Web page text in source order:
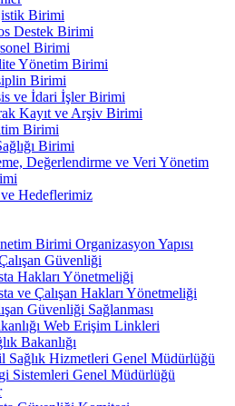
Birimi
Destek Birimi
Birimi
Yönetim Birimi
Birimi
ve İdari İşler Birimi
Kayıt ve Arşiv Birimi
Birimi
Birimi
Değerlendirme ve Veri Yönetim
Hedeflerimiz
Birimi Organizasyon Yapısı
Güvenliği
Hakları Yönetmeliği
ve Çalışan Hakları Yönetmeliği
Güvenliği Sağlanması
Web Erişim Linkleri
Bakanlığı
Sağlık Hizmetleri Genel Müdürlüğü
Sistemleri Genel Müdürlüğü